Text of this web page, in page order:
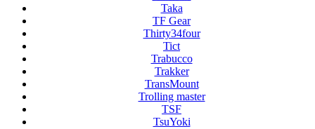
Taka
TF Gear
Thirty34four
Tict
Trabucco
Trakker
TransMount
Trolling master
TSF
TsuYoki